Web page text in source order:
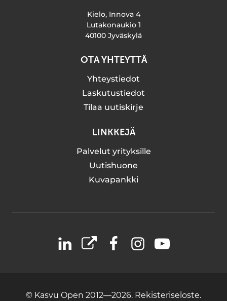
Kielo, Innova 4
Lutakonaukio 1
40100 Jyväskylä
OTA YHTEYTTÄ
Yhteystiedot
Laskutustiedot
Tilaa uutiskirje
LINKKEJÄ
Palvelut yrityksille
Uutishuone
Kuvapankki
LinkedIn
X FacebookInstagramYouTube
© Kasvu Open 2012—2026. Rekisteriseloste.